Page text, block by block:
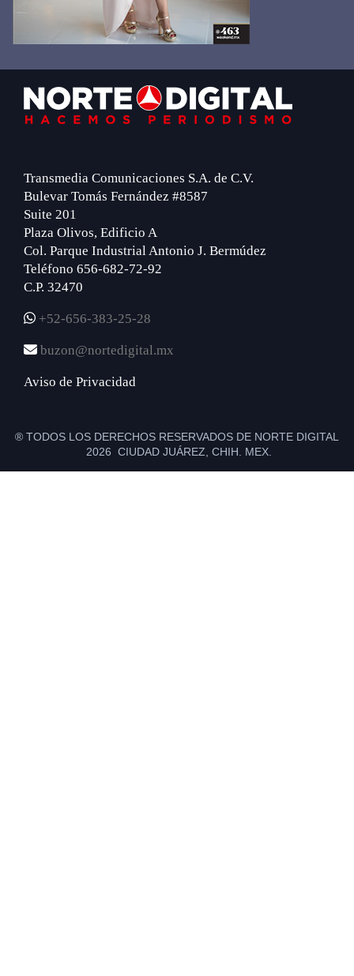
Footer
Transmedia Comunicaciones S.A. de C.V.
Bulevar Tomás Fernández #8587
Suite 201
Plaza Olivos, Edificio A
Col. Parque Industrial Antonio J. Bermúdez
Teléfono 656-682-72-92
C.P. 32470
+52-656-383-25-28
buzon@nortedigital.mx
Aviso de Privacidad
® TODOS LOS DERECHOS RESERVADOS DE NORTE DIGITAL
2026 CIUDAD JUÁREZ, CHIH. MEX.